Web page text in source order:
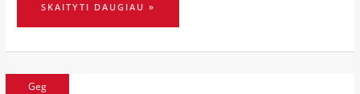
SKAITYTI DAUGIAU »
Geg
DUOMENŲ
APSAUGOS